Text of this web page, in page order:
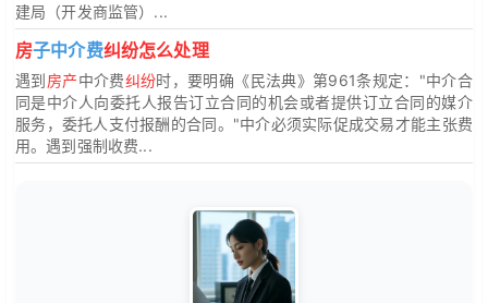
建局（开发商监管）...
房子中介费纠纷怎么处理
遇到房产中介费纠纷时，要明确《民法典》第961条规定："中介合
同是中介人向委托人报告订立合同的机会或者提供订立合同的媒介
服务，委托人支付报酬的合同。"中介必须实际促成交易才能主张费
用。遇到强制收费...